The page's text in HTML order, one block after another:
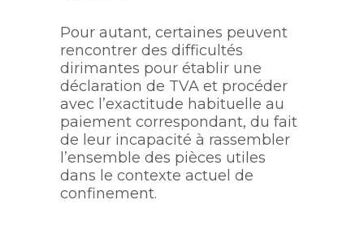
Pour autant, certaines peuvent
rencontrer des difficultés
dirimantes pour établir une
déclaration de TVA et procéder
avec l’exactitude habituelle au
paiement correspondant, du fait
de leur incapacité à rassembler
l’ensemble des pièces utiles
dans le contexte actuel de
confinement.